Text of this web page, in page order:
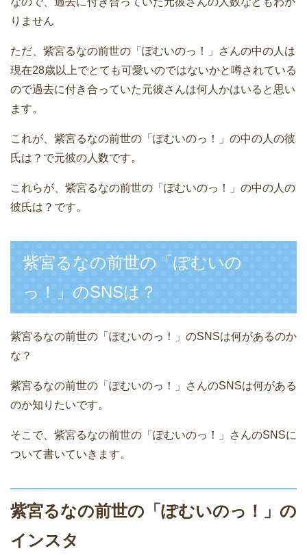
りません
ただ、紫宮るなの前世の「ぽむいのっ！」さんの中の人は
現在28歳以上でとても可愛いのではないかと噂されている
ので過去に付き合っていた元彼さんは何人かはいると思い
ます。
これが、紫宮るなの前世の「ぽむいのっ！」の中の人の彼
氏は？で元彼の人数です。
これらが、紫宮るなの前世の「ぽむいのっ！」の中の人の
彼氏は？です。
紫宮るなの前世の「ぽむいの
っ！」のSNSは？
紫宮るなの前世の「ぽむいのっ！」のSNSは何があるのか
な？
紫宮るなの前世の「ぽむいのっ！」さんのSNSは何がある
のか知りたいです。
そこで、紫宮るなの前世の「ぽむいのっ！」さんのSNSに
ついて書いていきます。
紫宮るなの前世の「ぽむいのっ！」の
インスタ